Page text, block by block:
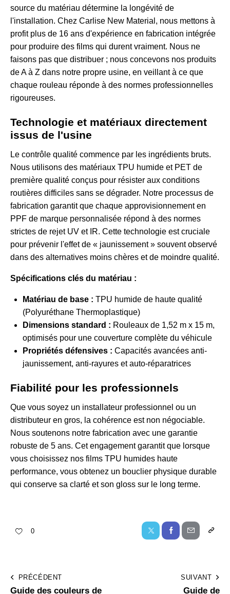
source du matériau détermine la longévité de
l'installation. Chez Carlise New Material, nous mettons à
profit plus de 16 ans d'expérience en fabrication intégrée
pour produire des films qui durent vraiment. Nous ne
faisons pas que distribuer ; nous concevons nos produits
de A à Z dans notre propre usine, en veillant à ce que
chaque rouleau réponde à des normes professionnelles
rigoureuses.
Technologie et matériaux directement
issus de l'usine
Le contrôle qualité commence par les ingrédients bruts.
Nous utilisons des matériaux TPU humide et PET de
première qualité conçus pour résister aux conditions
routières difficiles sans se dégrader. Notre processus de
fabrication garantit que chaque approvisionnement en
PPF de marque personnalisée répond à des normes
strictes de rejet UV et IR. Cette technologie est cruciale
pour prévenir l'effet de « jaunissement » souvent observé
dans des alternatives moins chères et de moindre qualité.
Spécifications clés du matériau :
Matériau de base : TPU humide de haute qualité
(Polyuréthane Thermoplastique)
Dimensions standard : Rouleaux de 1,52 m x 15 m,
optimisés pour une couverture complète du véhicule
Propriétés défensives : Capacités avancées anti-
jaunissement, anti-rayures et auto-réparatrices
Fiabilité pour les professionnels
Que vous soyez un installateur professionnel ou un
distributeur en gros, la cohérence est non négociable.
Nous soutenons notre fabrication avec une garantie
robuste de 5 ans. Cet engagement garantit que lorsque
vous choisissez nos films TPU humides haute
performance, vous obtenez un bouclier physique durable
qui conserve sa clarté et son gloss sur le long terme.
0
PRÉCÉDENT
Guide des couleurs de
SUIVANT
Guide de